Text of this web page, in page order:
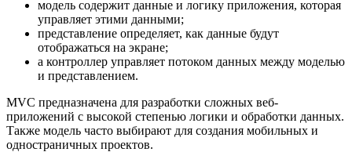
модель содержит данные и логику приложения, которая
управляет этими данными;
представление определяет, как данные будут
отображаться на экране;
а контроллер управляет потоком данных между моделью
и представлением.
MVC предназначена для разработки сложных веб-
приложений с высокой степенью логики и обработки данных.
Также модель часто выбирают для создания мобильных и
одностраничных проектов.